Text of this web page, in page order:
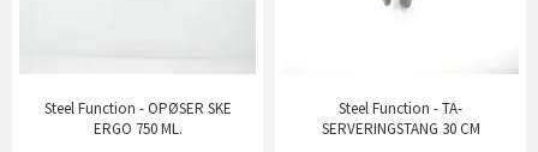
Steel Function - OPØSER SKE
ERGO 750 ML.
Steel Function - TA-
SERVERINGSTANG 30 CM